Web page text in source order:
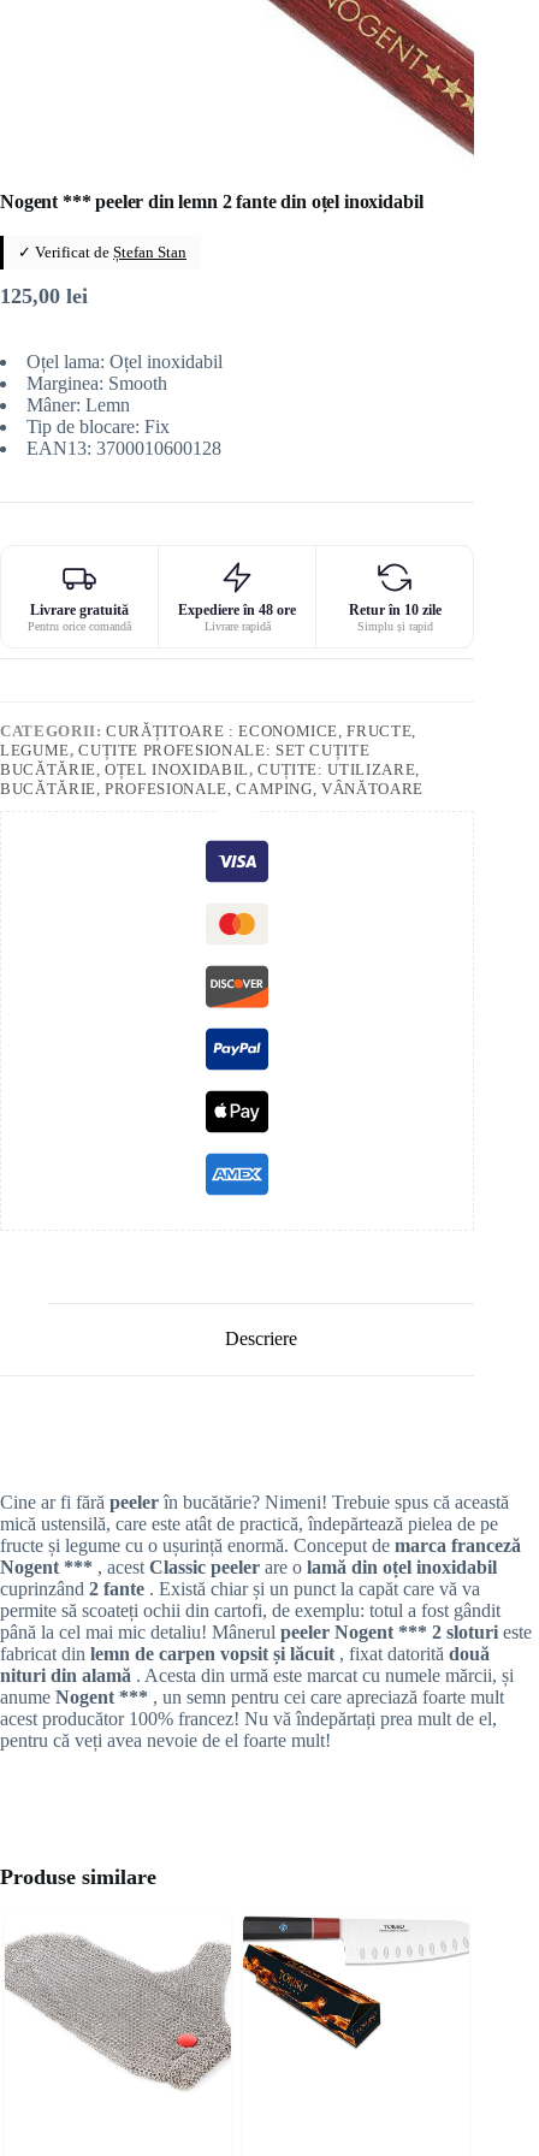
Nogent *** peeler din lemn 2 fante din oțel inoxidabil
✓ Verificat de Ștefan Stan
125,00 lei
Oțel lama: Oțel inoxidabil
Marginea: Smooth
Mâner: Lemn
Tip de blocare: Fix
EAN13: 3700010600128
Livrare gratuită
Pentru orice comandă
Expediere în 48 ore
Livrare rapidă
Retur în 10 zile
Simplu și rapid
CATEGORII:CURĂȚITOARE : ECONOMICE, FRUCTE,
LEGUME,CUȚITE PROFESIONALE: SET CUȚITE
BUCĂTĂRIE, OȚEL INOXIDABIL,CUȚITE: UTILIZARE,
BUCĂTĂRIE, PROFESIONALE, CAMPING, VÂNĂTOARE
Descriere
Cine ar fi fără peelerîn bucătărie? Nimeni! Trebuie spus că această
mică ustensilă, care este atât de practică, îndepărtează pielea de pe
fructe și legume cu o ușurință enormă. Conceput de marca franceză
Nogent *** , acest Classic peeler are o lamă din oțel inoxidabil
cuprinzând 2 fante . Există chiar și un punct la capăt care vă va
permite să scoateți ochii din cartofi, de exemplu: totul a fost gândit
până la cel mai mic detaliu! Mânerul peeler Nogent *** 2 sloturi este
fabricat din lemn de carpen vopsit și lăcuit , fixat datorită două
nituri din alamă . Acesta din urmă este marcat cu numele mărcii, și
anume Nogent *** , un semn pentru cei care apreciază foarte mult
acest producător 100% francez! Nu vă îndepărtați prea mult de el,
pentru că veți avea nevoie de el foarte mult!
Produse similare